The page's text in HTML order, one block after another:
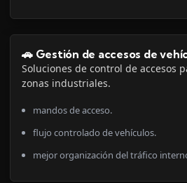
🚗 Gestión de accesos de
Soluciones de control de accesos
zonas industriales.
mandos de acceso.
flujo controlado de vehículos.
mejor organización del tráfico